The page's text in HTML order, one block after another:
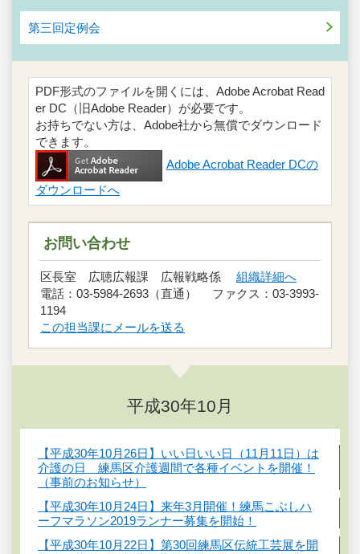
第三回定例会
PDF形式のファイルを開くには、Adobe Acrobat Read
er DC（旧Adobe Reader）が必要です。
お持ちでない方は、Adobe社から無償でダウンロード
できます。
Adobe Acrobat Reader DCの
ダウンロードへ
お問い合わせ
区長室 広聴広報課 広報戦略係 組織詳細へ
電話：03-5984-2693（直通） ファクス：03-3993-
1194
この担当課にメールを送る
平成30年10月
【平成30年10月26日】いい日いい日（11月11日）は
介護の日 練馬区介護週間で各種イベントを開催！
（事前のお知らせ）
【平成30年10月24日】来年3月開催！練馬こぶしハ
ーフマラソン2019ランナー募集を開始！
【平成30年10月22日】第30回練馬区伝統工芸展を開